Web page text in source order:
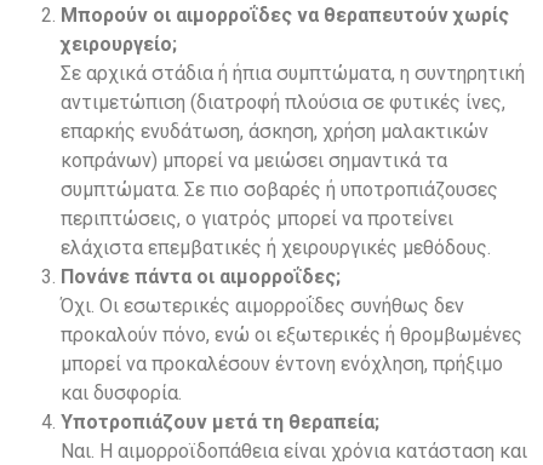
Μπορούν οι αιμορροΐδες να θεραπευτούν χωρίς
χειρουργείο;
Σε αρχικά στάδια ή ήπια συμπτώματα, η συντηρητική
αντιμετώπιση (διατροφή πλούσια σε φυτικές ίνες,
επαρκής ενυδάτωση, άσκηση, χρήση μαλακτικών
κοπράνων) μπορεί να μειώσει σημαντικά τα
συμπτώματα. Σε πιο σοβαρές ή υποτροπιάζουσες
περιπτώσεις, ο γιατρός μπορεί να προτείνει
ελάχιστα επεμβατικές ή χειρουργικές μεθόδους.
Πονάνε πάντα οι αιμορροΐδες;
Όχι. Οι εσωτερικές αιμορροΐδες συνήθως δεν
προκαλούν πόνο, ενώ οι εξωτερικές ή θρομβωμένες
μπορεί να προκαλέσουν έντονη ενόχληση, πρήξιμο
και δυσφορία.
Υποτροπιάζουν μετά τη θεραπεία;
Ναι. Η αιμορροϊδοπάθεια είναι χρόνια κατάσταση και